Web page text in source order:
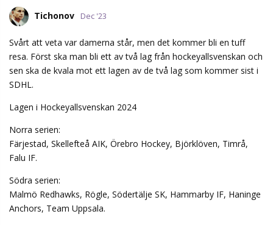
Tichonov Dec '23
Svårt att veta var damerna står, men det kommer bli en tuff
resa. Först ska man bli ett av två lag från hockeyallsvenskan och
sen ska de kvala mot ett lagen av de två lag som kommer sist i
SDHL.
Lagen i Hockeyallsvenskan 2024
Norra serien:
Färjestad, Skellefteå AIK, Örebro Hockey, Björklöven, Timrå,
Falu IF.
Södra serien:
Malmö Redhawks, Rögle, Södertälje SK, Hammarby IF, Haninge
Anchors, Team Uppsala.